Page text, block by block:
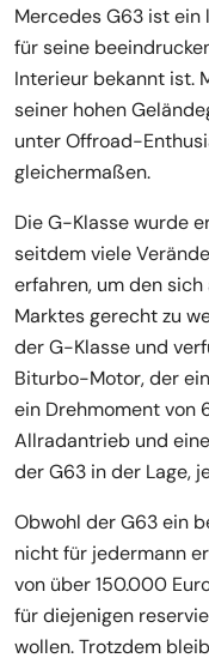
Mercedes G63 ist
für seine
Interieur bekannt ist.
seiner hohen
unter Offroad-
gleichermaßen.
Die G-Klasse wurde
seitdem viele
erfahren, um den
Marktes gerecht zu
der G-Klasse und
Biturbo-Motor, der
ein Drehmoment von
Allradantrieb und
der G63 in der Lage,
Obwohl der G63 ein
nicht für jedermann
von über 150.000
für diejenigen
wollen. Trotzdem